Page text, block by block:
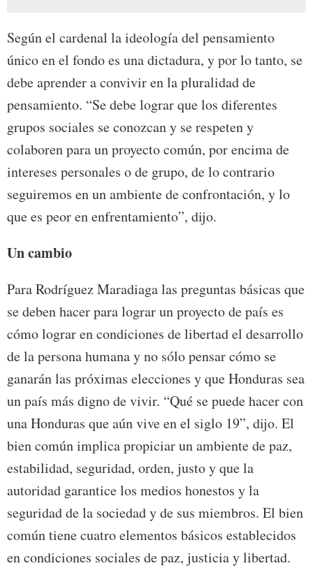
Según el cardenal la ideología del pensamiento
único en el fondo es una dictadura, y por lo tanto, se
debe aprender a convivir en la pluralidad de
pensamiento. “Se debe lograr que los diferentes
grupos sociales se conozcan y se respeten y
colaboren para un proyecto común, por encima de
intereses personales o de grupo, de lo contrario
seguiremos en un ambiente de confrontación, y lo
que es peor en enfrentamiento”, dijo.
Un cambio
Para Rodríguez Maradiaga las preguntas básicas que
se deben hacer para lograr un proyecto de país es
cómo lograr en condiciones de libertad el desarrollo
de la persona humana y no sólo pensar cómo se
ganarán las próximas elecciones y que Honduras sea
un país más digno de vivir. “Qué se puede hacer con
una Honduras que aún vive en el siglo 19”, dijo. El
bien común implica propiciar un ambiente de paz,
estabilidad, seguridad, orden, justo y que la
autoridad garantice los medios honestos y la
seguridad de la sociedad y de sus miembros. El bien
común tiene cuatro elementos básicos establecidos
en condiciones sociales de paz, justicia y libertad.